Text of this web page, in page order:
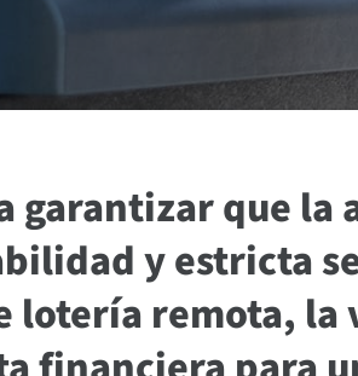
garantizar que la
y estricta
remota, la